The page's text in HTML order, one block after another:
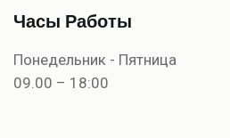
Часы Работы
Понедельник - Пятница
09.00 – 18:00